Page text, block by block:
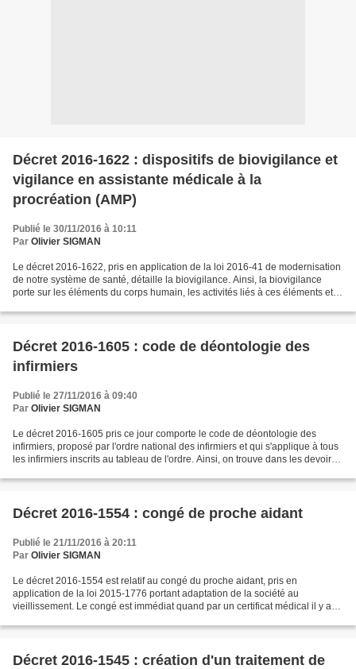
Décret 2016-1622 : dispositifs de biovigilance et
vigilance en assistante médicale à la
procréation (AMP)
Publié le 30/11/2016 à 10:11
Par Olivier SIGMAN
Le décret 2016-1622, pris en application de la loi 2016-41 de modernisation
de notre système de santé, détaille la biovigilance. Ainsi, la biovigilance
porte sur les éléments du corps humain, les activités liés à ces éléments et
Décret 2016-1605 : code de déontologie des
infirmiers
Publié le 27/11/2016 à 09:40
Par Olivier SIGMAN
Le décret 2016-1605 pris ce jour comporte le code de déontologie des
infirmiers, proposé par l'ordre national des infirmiers et qui s'applique à tous
les infirmiers inscrits au tableau de l'ordre. Ainsi, on trouve dans les devoirs
Décret 2016-1554 : congé de proche aidant
Publié le 21/11/2016 à 20:11
Par Olivier SIGMAN
Le décret 2016-1554 est relatif au congé du proche aidant, pris en
application de la loi 2015-1776 portant adaptation de la société au
vieillissement. Le congé est immédiat quand par un certificat médical il y a
Décret 2016-1545 : création d'un traitement de